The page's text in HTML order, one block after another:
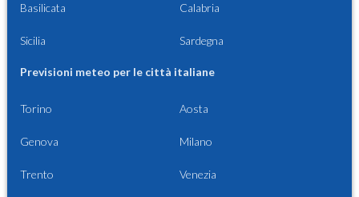
Basilicata Calabria
Sicilia Sardegna
Previsioni meteo per le città italiane
Torino Aosta
Genova Milano
Trento Venezia